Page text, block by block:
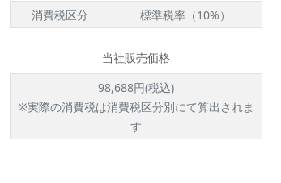
消費税区分
標準税率（10%）
当社販売価格
98,688円(税込)
※実際の消費税は消費税区分別にて算出されま
す